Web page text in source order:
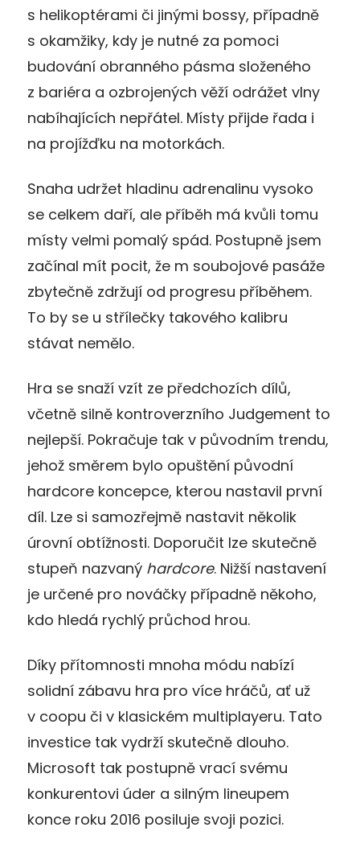
s helikoptérami či jinými bossy, případně
s okamžiky, kdy je nutné za pomoci
budování obranného pásma složeného
z bariéra a ozbrojených věží odrážet vlny
nabíhajících nepřátel. Místy přijde řada i
na projížďku na motorkách.
Snaha udržet hladinu adrenalinu vysoko
se celkem daří, ale příběh má kvůli tomu
místy velmi pomalý spád. Postupně jsem
začínal mít pocit, že m soubojové pasáže
zbytečně zdržují od progresu příběhem.
To by se u střílečky takového kalibru
stávat nemělo.
Hra se snaží vzít ze předchozích dílů,
včetně silně kontroverzního Judgement to
nejlepší. Pokračuje tak v původním trendu,
jehož směrem bylo opuštění původní
hardcore koncepce, kterou nastavil první
díl. Lze si samozřejmě nastavit několik
úrovní obtížnosti. Doporučit lze skutečně
stupeň nazvaný hardcore. Nižší nastavení
je určené pro nováčky případně někoho,
kdo hledá rychlý průchod hrou.
Díky přítomnosti mnoha módu nabízí
solidní zábavu hra pro více hráčů, ať už
v coopu či v klasickém multiplayeru. Tato
investice tak vydrží skutečně dlouho.
Microsoft tak postupně vrací svému
konkurentovi úder a silným lineupem
konce roku 2016 posiluje svoji pozici.